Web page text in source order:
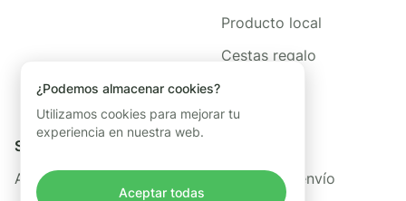
Producto local
Cestas regalo
Sobre nosotros
Acerca de Freshis
Política de envío
¿Podemos almacenar cookies?
Utilizamos cookies para mejorar tu
experiencia en nuestra web.
Aceptar todas